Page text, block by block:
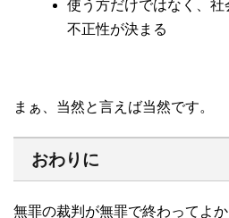
使う方だけではなく、社
不正性が決まる
まぁ、当然と言えば当然です。
おわりに
無罪の裁判が無罪で終わってよか